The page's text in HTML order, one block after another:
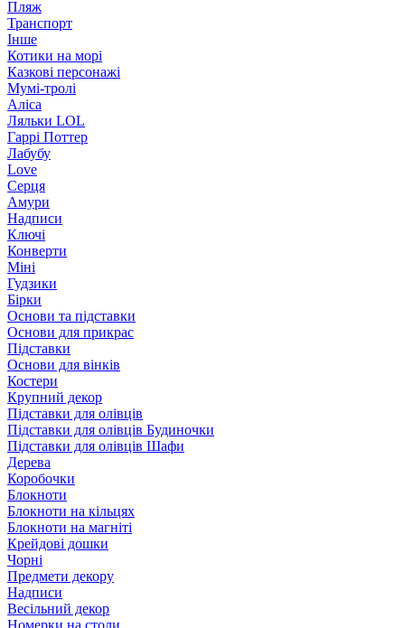
Пляж
Транспорт
Інше
Котики на морі
Казкові персонажі
Мумі-тролі
Аліса
Ляльки LOL
Гаррі Поттер
Лабубу
Love
Серця
Амури
Надписи
Ключі
Конверти
Міні
Гудзики
Бірки
Основи та підставки
Основи для прикрас
Підставки
Основи для вінків
Костери
Крупний декор
Підставки для олівців
Підставки для олівців Будиночки
Підставки для олівців Шафи
Дерева
Коробочки
Блокноти
Блокноти на кільцях
Блокноти на магніті
Крейдові дошки
Чорні
Предмети декору
Надписи
Весільний декор